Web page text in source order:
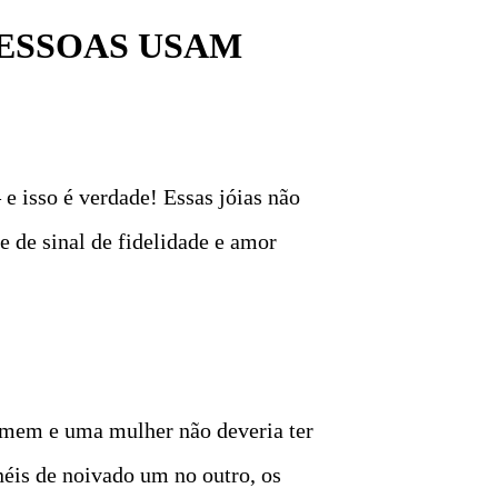
USAM
isso é verdade! Essas jóias não
de sinal de fidelidade e amor
e uma mulher não deveria ter
de noivado um no outro, os